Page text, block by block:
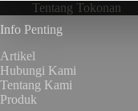
Tentang Tokonan
Info Penting
Artikel
Hubungi Kami
Tentang Kami
Produk